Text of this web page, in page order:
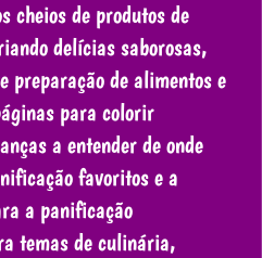
cheios de produtos de
delícias saborosas,
preparação de alimentos e
para colorir
a entender de onde
favoritos e a
a panificação
temas de culinária,